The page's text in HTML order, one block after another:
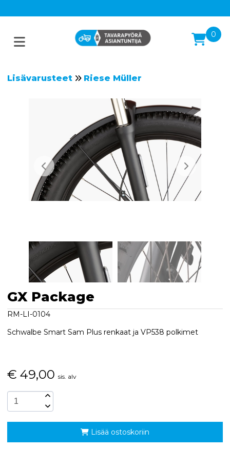
0
Lisävarusteet Riese Müller
GX Package
RM-LI-0104
Schwalbe Smart Sam Plus renkaat ja VP538 polkimet
€ 49,00 sis. alv
Lisää ostoskoriin